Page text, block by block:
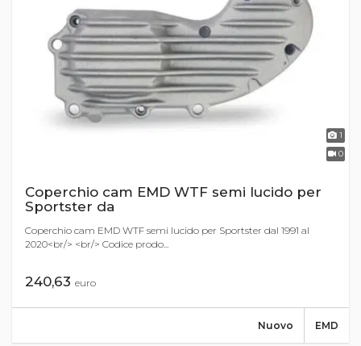
1
0
Coperchio cam EMD WTF semi lucido per
Sportster da
Coperchio cam EMD WTF semi lucido per Sportster dal 1991 al
2020<br/> <br/> Codice prodo...
240,63 euro
EMD
Nuovo